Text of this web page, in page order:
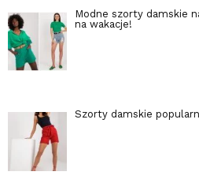
Modne szorty damskie
na wakacje!
Szorty damskie